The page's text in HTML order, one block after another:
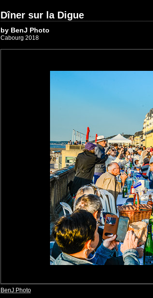
Dîner sur la Digue
by BenJ Photo
Cabourg 2018
BenJ Photo